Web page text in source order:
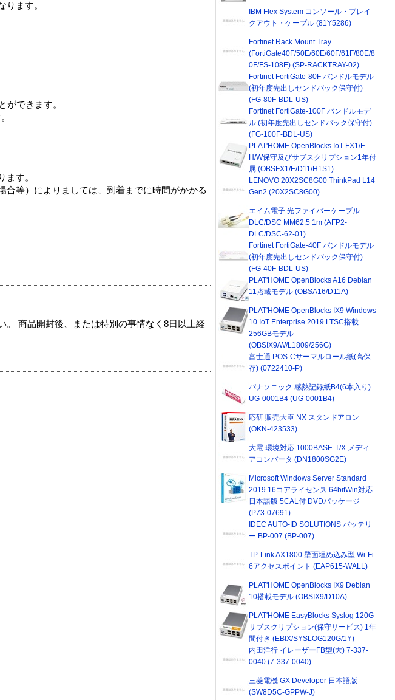
ります。
ができます。
ます。
等）によりましては、到着までに時間がかかる
。 商品開封後、または特別の事情なく8日以上経
IBM Flex System コンソール・ブレイ
クアウト・ケーブル (81Y5286)
Fortinet Rack Mount Tray
(FortiGate40F/50E/60E/60F/61F/80E/8
0F/FS-108E) (SP-RACKTRAY-02)
Fortinet FortiGate-80F バンドルモデル
(初年度先出しセンドバック保守付)
(FG-80F-BDL-US)
Fortinet FortiGate-100F バンドルモデ
ル (初年度先出しセンドバック保守付)
(FG-100F-BDL-US)
PLAT'HOME OpenBlocks IoT FX1/E
H/W保守及びサブスクリプション1年付
属 (OBSFX1/E/D11/H1S1)
LENOVO 20X2SC8G00 ThinkPad L14
Gen2 (20X2SC8G00)
エイム電子 光ファイバーケーブル
DLC/DSC MM62.5 1m (AFP2-
DLC/DSC-62-01)
Fortinet FortiGate-40F バンドルモデル
(初年度先出しセンドバック保守付)
(FG-40F-BDL-US)
PLAT'HOME OpenBlocks A16 Debian
11搭載モデル (OBSA16/D11A)
PLAT'HOME OpenBlocks IX9 Windows
10 IoT Enterprise 2019 LTSC搭載
256GBモデル
(OBSIX9/W/L1809/256G)
富士通 POS-Cサーマルロール紙(高保
存) (0722410-P)
パナソニック 感熱記録紙B4(6本入り)
UG-0001B4 (UG-0001B4)
応研 販売大臣 NX スタンドアロン
(OKN-423533)
大電 環境対応 1000BASE-T/X メディ
アコンバータ (DN1800SG2E)
Microsoft Windows Server Standard
2019 16コアライセンス 64bitWin対応
日本語版 5CAL付 DVDパッケージ
(P73-07691)
IDEC AUTO-ID SOLUTIONS バッテリ
ー BP-007 (BP-007)
TP-Link AX1800 壁面埋め込み型 Wi-Fi
6アクセスポイント (EAP615-WALL)
PLAT'HOME OpenBlocks IX9 Debian
10搭載モデル (OBSIX9/D10A)
PLAT'HOME EasyBlocks Syslog 120G
サブスクリプション(保守サービス) 1年
間付き (EBIX/SYSLOG120G/1Y)
内田洋行 イレーザーFB型(大) 7-337-
0040 (7-337-0040)
三菱電機 GX Developer 日本語版
(SW8D5C-GPPW-J)